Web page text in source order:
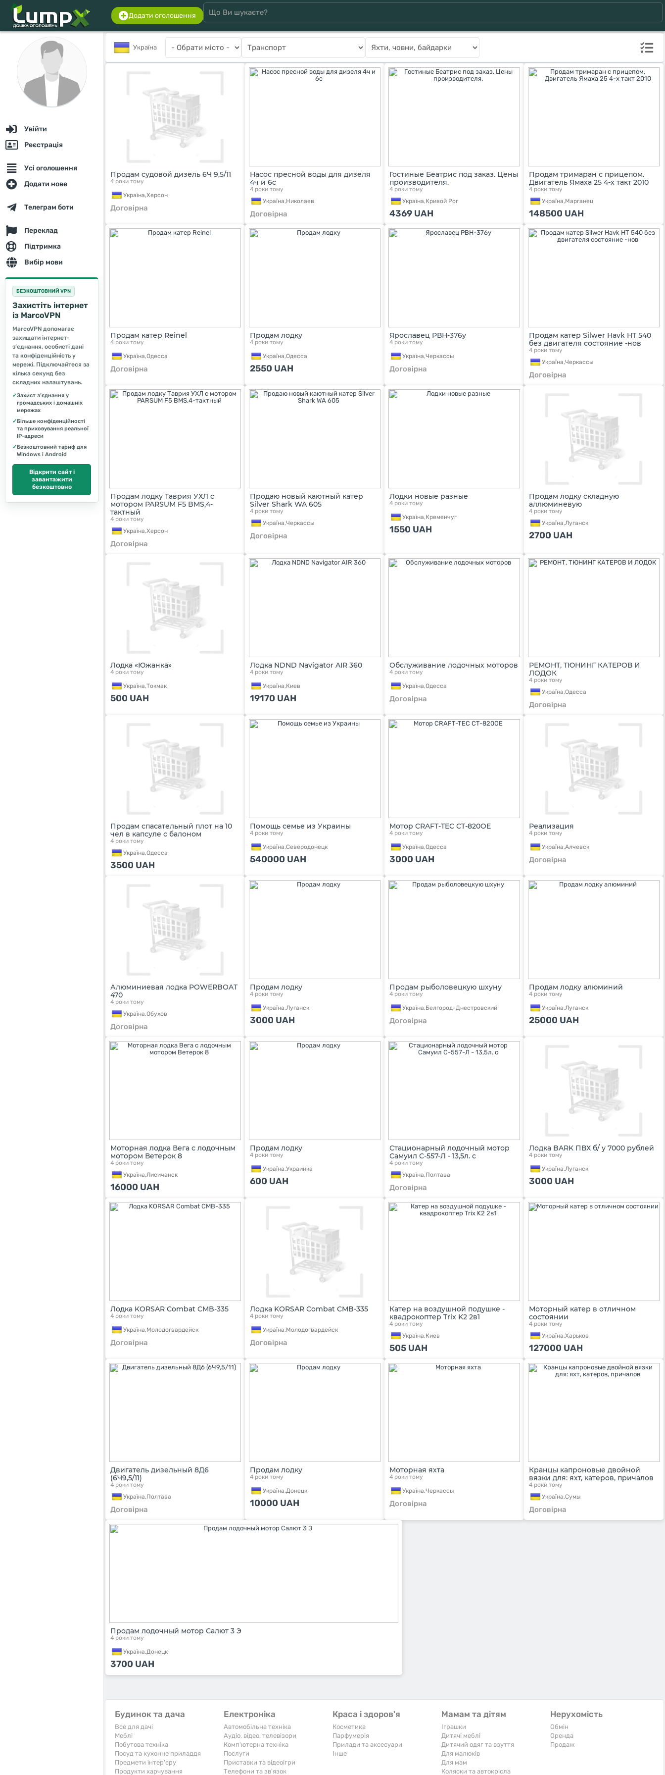
Додати оголошення
Увійти
Реєстрація
Усі оголошення
Додати нове
Телеграм боти
Переклад
Підтримка
Вибір мови
БЕЗКОШТОВНИЙ VPN
Захистіть інтернет
із MarcoVPN
MarcoVPN допомагає
захищати інтернет-
з’єднання, особисті дані
та конфіденційність у
мережі. Підключайтеся за
кілька секунд без
складних налаштувань.
✓Захист з’єднання у
громадських і домашніх
мережах
✓Більше конфіденційності
та приховування реальної
IP-адреси
✓Безкоштовний тариф для
Windows і Android
Відкрити сайт і
завантажити
безкоштовно
Україна
Продам судовой дизель 6Ч 9,5/11
4 роки тому
Україна,Херсон
Договірна
Насос пресной воды для дизеля
4ч и 6с
4 роки тому
Україна,Николаев
Договірна
Гостиные Беатрис под заказ. Цены
производителя.
4 роки тому
Україна,Кривой Рог
4369 UAH
Продам тримаран с прицепом.
Двигатель Ямаха 25 4-х такт 2010
4 роки тому
Україна,Марганец
148500 UAH
Продам катер Reinel
4 роки тому
Україна,Одесса
Договірна
Продам лодку
4 роки тому
Україна,Одесса
2550 UAH
Ярославец РВН-376у
4 роки тому
Україна,Черкассы
Договірна
Продам катер Silwer Havk HT 540
без двигателя состояние -нов
4 роки тому
Україна,Черкассы
Договірна
Продам лодку Таврия УХЛ с
мотором PARSUM F5 BMS,4-
тактный
4 роки тому
Україна,Херсон
Договірна
Продаю новый каютный катер
Silver Shark WA 605
4 роки тому
Україна,Черкассы
Договірна
Лодки новые разные
4 роки тому
Україна,Кременчуг
1550 UAH
Продам лодку складную
аллюминевую
4 роки тому
Україна,Луганск
2700 UAH
Лодка «Южанка»
4 роки тому
Україна,Токмак
500 UAH
Лодка NDND Navigator AIR 360
4 роки тому
Україна,Киев
19170 UAH
Обслуживание лодочных моторов
4 роки тому
Україна,Одесса
Договірна
РЕМОНТ, ТЮНИНГ КАТЕРОВ И
ЛОДОК
4 роки тому
Україна,Одесса
Договірна
Продам спасательный плот на 10
чел в капсуле с балоном
4 роки тому
Україна,Одесса
3500 UAH
Помощь семье из Украины
4 роки тому
Україна,Северодонецк
540000 UAH
Мотор CRAFT-TEC CT-820OE
4 роки тому
Україна,Одесса
3000 UAH
Реализация
4 роки тому
Україна,Алчевск
Договірна
Алюминиевая лодка POWERBOAT
470
4 роки тому
Україна,Обухов
Договірна
Продам лодку
4 роки тому
Україна,Луганск
3000 UAH
Продам рыболовецкую шхуну
4 роки тому
Україна,Белгород-Днестровский
Договірна
Продам лодку алюминий
4 роки тому
Україна,Луганск
25000 UAH
Моторная лодка Вега с лодочным
мотором Ветерок 8
4 роки тому
Україна,Лисичанск
16000 UAH
Продам лодку
4 роки тому
Україна,Украинка
600 UAH
Стационарный лодочный мотор
Самуил С-557-Л - 13,5л. с
4 роки тому
Україна,Полтава
Договірна
Лодка BARK ПВХ б/ у 7000 рублей
4 роки тому
Україна,Луганск
3000 UAH
Лодка KORSAR Combat CMB-335
4 роки тому
Україна,Молодогвардейск
Договірна
Лодка KORSAR Combat CMB-335
4 роки тому
Україна,Молодогвардейск
Договірна
Катер на воздушной подушке -
квадрокоптер Trix K2 2в1
4 роки тому
Україна,Киев
505 UAH
Моторный катер в отличном
состоянии
4 роки тому
Україна,Харьков
127000 UAH
Двигатель дизельный 8Д6
(6Ч9,5/11)
4 роки тому
Україна,Полтава
Договірна
Продам лодку
4 роки тому
Україна,Донецк
10000 UAH
Моторная яхта
4 роки тому
Україна,Черкассы
Договірна
Кранцы капроновые двойной
вязки для: яхт, катеров, причалов
4 роки тому
Україна,Сумы
Договірна
Продам лодочный мотор Салют 3 Э
4 роки тому
Україна,Донецк
3700 UAH
Будинок та дача
Все для дачі
Меблі
Побутова техніка
Посуд та кухонне приладдя
Предмети інтер'єру
Продукти харчування
Електроніка
Автомобільна техніка
Аудіо, відео, телевізори
Комп'ютерна техніка
Послуги
Приставки та відеоігри
Телефони та зв'язок
Краса і здоров'я
Косметика
Парфумерія
Прилади та аксесуари
Iнше
Мамам та дітям
Іграшки
Дитячі меблі
Дитячий одяг та взуття
Для малюків
Для мам
Коляски та автокрісла
Нерухомість
Обмін
Оренда
Продаж